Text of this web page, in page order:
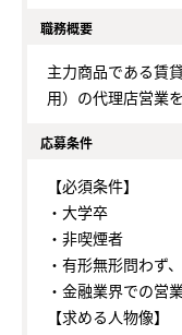
職務概要
主力商品である賃
用）の代理店営業
応募条件
【必須条件】
・大学卒
・非喫煙者
・有形無形問わず
・金融業界での営
【求める人物像】